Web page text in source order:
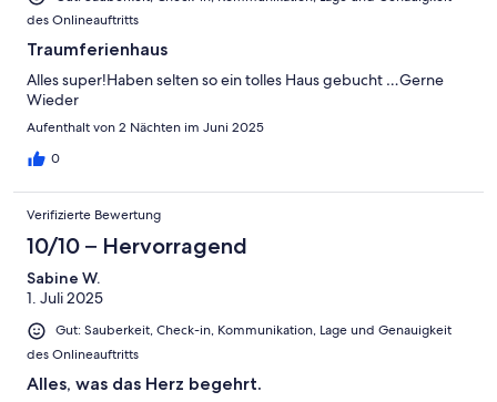
des Onlineauftritts
Traumferienhaus
Alles super!Haben selten so ein tolles Haus gebucht …Gerne
Wieder
Aufenthalt von 2 Nächten im Juni 2025
0
Verifizierte Bewertung
10/10 – Hervorragend
Sabine W.
1. Juli 2025
Gut: Sauberkeit, Check-in, Kommunikation, Lage und Genauigkeit
des Onlineauftritts
Alles, was das Herz begehrt.